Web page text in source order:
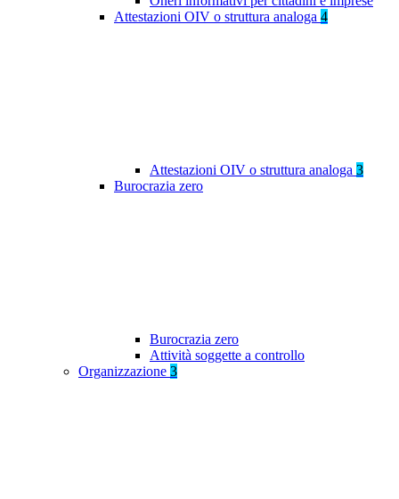
Attestazioni OIV o struttura analoga 4
Attestazioni OIV o struttura analoga 3
Burocrazia zero
Burocrazia zero
Attività soggette a controllo
Organizzazione 3